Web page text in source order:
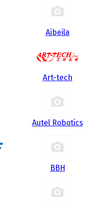
Aibeila
Art-tech
Autel Robotics
BBH